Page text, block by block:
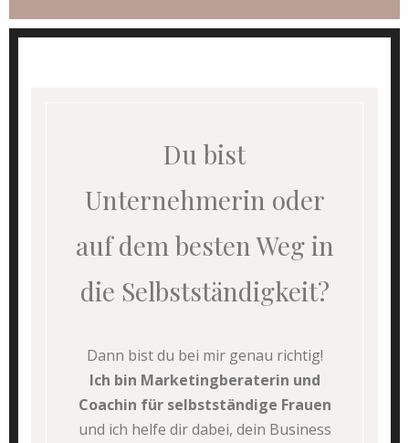
Du bist
Unternehmerin oder
auf dem besten Weg in
die Selbstständigkeit?
Dann bist du bei mir genau richtig!
Ich bin Marketingberaterin und
Coachin für selbstständige Frauen
und ich helfe dir dabei, dein Business